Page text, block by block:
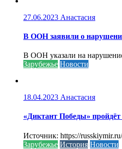
27.06.2023 Анастасия
В ООН заявили о
В ООН указали на
Зарубежье Новости
18.04.2023 Анастасия
«Диктант Победы»
Источник: https://
Зарубежье История Новости